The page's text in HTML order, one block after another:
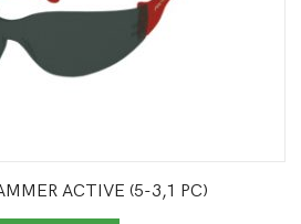
ACTIVЕ (5-3,1 PC)